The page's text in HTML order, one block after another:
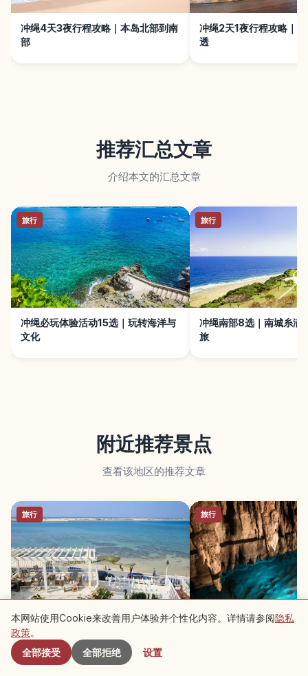
冲绳4天3夜行程攻略｜本岛北部到南
部
冲绳2天1夜行程攻略｜
透
推荐汇总文章
介绍本文的汇总文章
旅行
冲绳必玩体验活动15选｜玩转海洋与
文化
旅行
冲绳南部8选｜南城糸满
旅
附近推荐景点
查看该地区的推荐文章
旅行
Umikaji Terrace（冲绳）白色山城
海景与美食购物
旅行
玉泉洞（冲绳）探索地底
附近景点
本网站使用Cookie来改善用户体验并个性化内容。详情请参阅隐私
政策。
全部接受
全部拒绝 设置